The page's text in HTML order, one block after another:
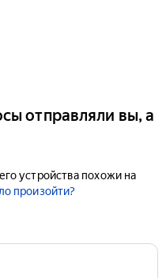
отправляли вы, а
устройства похожи на
произойти?